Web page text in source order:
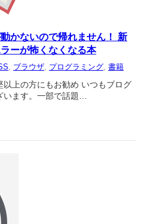
かないので帰れません！ 新
ーが怖くなくなる本
, ブラウザ, プログラミング, 書籍
上の方にもお勧め いつもブログ
ます。一部で話題…